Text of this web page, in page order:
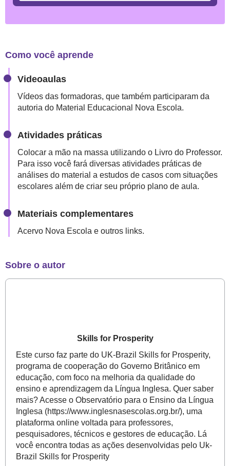
XPERIENCE
ESCOLA:
COMO
USÁ-
LO
PARA
A
APRENDIZAGEM
Como você aprende
Videoaulas
Vídeos das formadoras, que também participaram da
autoria do Material Educacional Nova Escola.
Atividades práticas
Colocar a mão na massa utilizando o Livro do Professor.
Para isso você fará diversas atividades práticas de
análises do material a estudos de casos com situações
escolares além de criar seu próprio plano de aula.
Materiais complementares
Acervo Nova Escola e outros links.
Sobre o autor
Skills for Prosperity
Este curso faz parte do UK-Brazil Skills for Prosperity,
programa de cooperação do Governo Britânico em
educação, com foco na melhoria da qualidade do
ensino e aprendizagem da Língua Inglesa. Quer saber
mais? Acesse o Observatório para o Ensino da Língua
Inglesa (https://www.inglesnasescolas.org.br/), uma
plataforma online voltada para professores,
pesquisadores, técnicos e gestores de educação. Lá
você encontra todas as ações desenvolvidas pelo Uk-
Brazil Skills for Prosperity